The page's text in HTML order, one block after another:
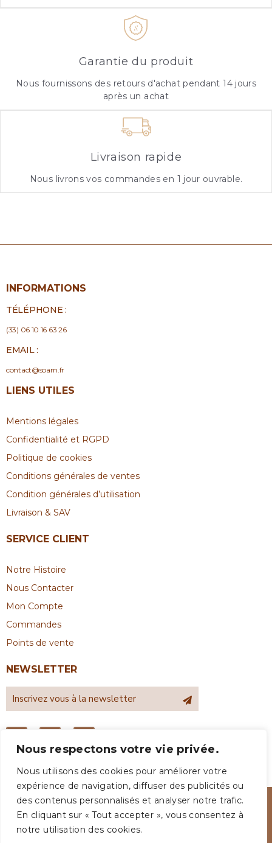
Nous respectons votre vie privée.
Nous utilisons des cookies pour améliorer votre
expérience de navigation, diffuser des publicités ou
des contenus personnalisés et analyser notre trafic.
En cliquant sur « Tout accepter », vous consentez à
notre utilisation des cookies.
Garantie du produit
Nous fournissons des retours d'achat pendant 14 jours
après un achat
Livraison rapide
Nous livrons vos commandes en 1 jour ouvrable.
INFORMATIONS
TÉLÉPHONE :
(33) 06 10 16 63 26
EMAIL :
contact@soarn.fr
LIENS UTILES
Mentions légales
Confidentialité et RGPD
Politique de cookies
Conditions générales de ventes
Condition générales d’utilisation
Livraison & SAV
SERVICE CLIENT
Notre Histoire
Nous Contacter
Mon Compte
Commandes
Points de vente
NEWSLETTER